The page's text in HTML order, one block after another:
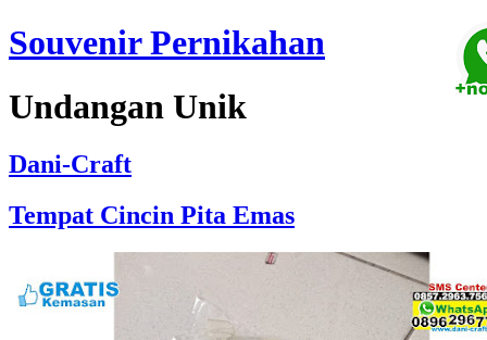
Souvenir Pernikahan
Undangan Unik
Dani-Craft
Tempat Cincin Pita Emas